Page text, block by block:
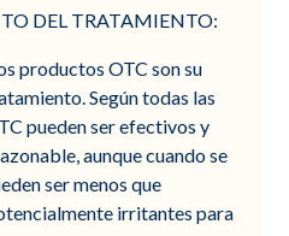
DEL TRATAMIENTO:
productos OTC son su
Según todas las
pueden ser efectivos y
aunque cuando se
ser menos que
irritantes para